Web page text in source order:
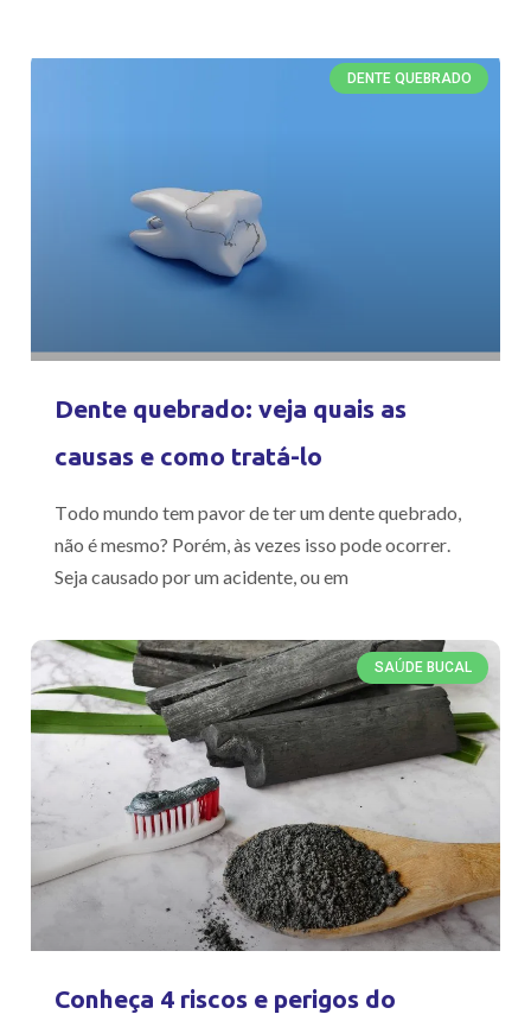
DENTE QUEBRADO
Dente quebrado: veja quais as
causas e como tratá-lo
Todo mundo tem pavor de ter um dente quebrado,
não é mesmo? Porém, às vezes isso pode ocorrer.
Seja causado por um acidente, ou em
SAÚDE BUCAL
Conheça 4 riscos e perigos do